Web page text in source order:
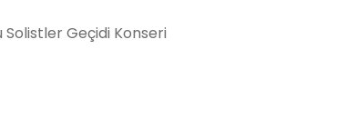
Geçidi Konseri